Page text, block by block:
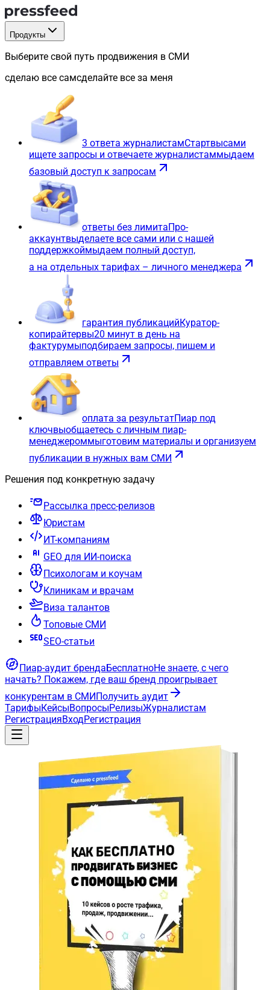
Продукты
Выберите свой путь продвижения в СМИ
сделаю все самсделайте все за меня
3 ответа журналистамСтартвысами
ищете запросы и отвечаете журналистаммыдаем
базовый доступ к запросам
ответы без лимитаПро-
аккаунтвыделаете все сами или с нашей
поддержкоймыдаем полный доступ,
а на отдельных тарифах – личного менеджера
гарантия публикацийКуратор-
копирайтервы20 минут в день на
фактурумыподбираем запросы, пишем и
отправляем ответы
оплата за результатПиар под
ключвыобщаетесь с личным пиар-
менеджероммыготовим материалы и организуем
публикации в нужных вам СМИ
Решения под конкретную задачу
Рассылка пресс-релизов
Юристам
ИТ-компаниям
GEO для ИИ-поиска
Психологам и коучам
Клиникам и врачам
Виза талантов
Топовые СМИ
SEO-статьи
Пиар-аудит брендаБесплатноНе знаете, с чего
начать? Покажем, где ваш бренд проигрывает
конкурентам в СМИПолучить аудит
ТарифыКейсыВопросыРелизыЖурналистам
РегистрацияВходРегистрация